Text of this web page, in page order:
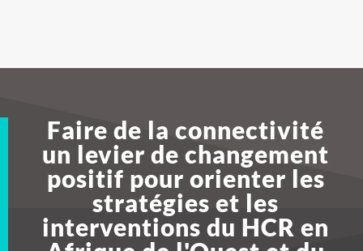
Faire de la connectivité
un levier de changement
positif pour orienter les
stratégies et les
interventions du HCR en